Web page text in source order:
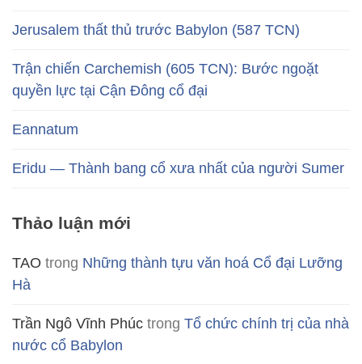
Jerusalem thất thủ trước Babylon (587 TCN)
Trận chiến Carchemish (605 TCN): Bước ngoặt
quyền lực tại Cận Đông cổ đại
Eannatum
Eridu — Thành bang cổ xưa nhất của người Sumer
Thảo luận mới
TAO trong Những thành tựu văn hoá Cổ đại Lưỡng
Hà
Trần Ngô Vĩnh Phúc trong Tổ chức chính trị của nhà
nước cổ Babylon